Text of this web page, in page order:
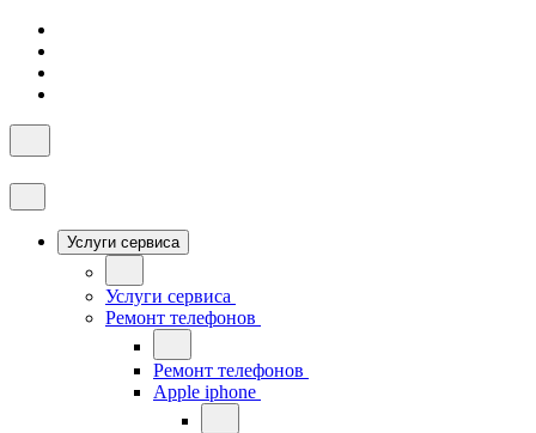
Услуги сервиса
Услуги сервиса
Ремонт телефонов
Ремонт телефонов
Apple iphone